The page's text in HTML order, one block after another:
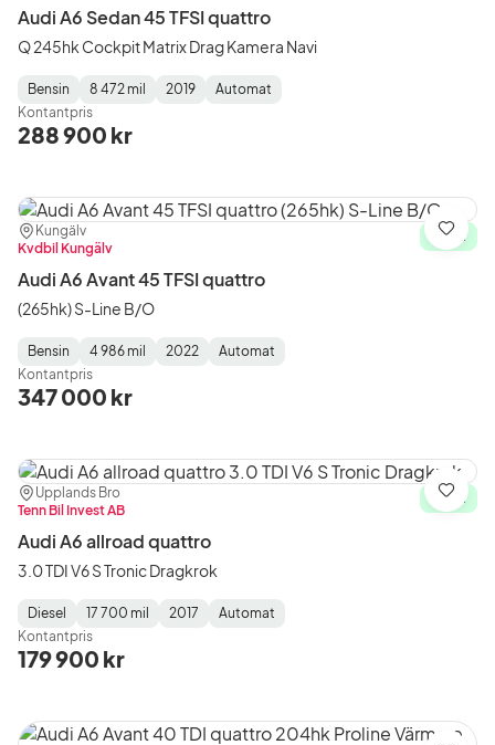
Audi A6 Sedan 45 TFSI quattro
Q 245hk Cockpit Matrix Drag Kamera Navi
Fuel
Type:
Bensin
Mätarställning:
8 472 mil
Model
Year:
2019
Gearbox
Type:
Automat
Kontantpris
288 900 kr
Plats:
Kungälv
Återförsäljare:
Kvdbil Kungälv
I lager
Audi A6 Avant 45 TFSI quattro
(265hk) S-Line B/O
Fuel
Type:
Bensin
Mätarställning:
4 986 mil
Model
Year:
2022
Gearbox
Type:
Automat
Kontantpris
347 000 kr
Spara
Plats:
Upplands Bro
Återförsäljare:
Tenn Bil Invest AB
I lager
Audi A6 allroad quattro
3.0 TDI V6 S Tronic Dragkrok
Fuel
Type:
Diesel
Mätarställning:
17 700 mil
Model
Year:
2017
Gearbox
Type:
Automat
Kontantpris
179 900 kr
Spara